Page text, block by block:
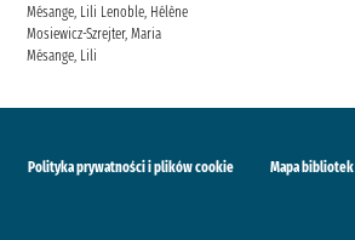
Mésange, Lili Lenoble, Hélène
Mosiewicz-Szrejter, Maria
Mésange, Lili
Polityka prywatności i plików cookie Mapa bibliotek